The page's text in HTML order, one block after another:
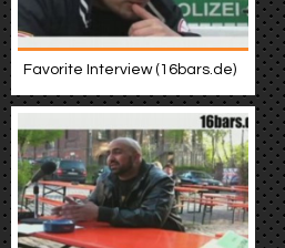
Favorite Interview (16bars.de)